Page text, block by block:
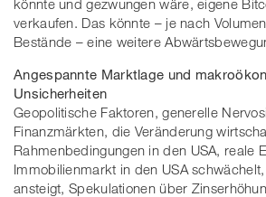
könnte und gezwungen wäre, eigene
verkaufen. Das könnte – je nach
Bestände – eine weitere
Angespannte Marktlage und
Unsicherheiten
Geopolitische Faktoren, generelle
Finanzmärkten, die Veränderung
Rahmenbedingungen in den USA, reale
Immobilienmarkt in den USA
ansteigt, Spekulationen über